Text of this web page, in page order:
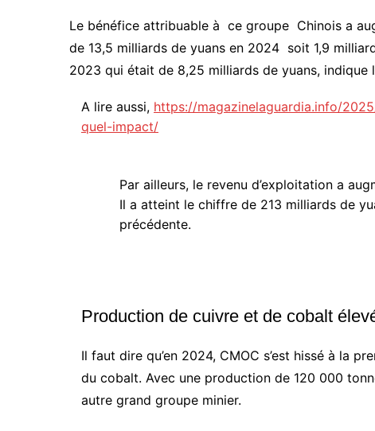
Le bénéfice attribuable à ce groupe Chinois a
de 13,5 milliards de yuans en 2024 soit 1,9
2023 qui était de 8,25 milliards de yuans, indique
A lire aussi, https://magazinelaguardia.info/
quel-impact/
Par ailleurs, le revenu d’exploitation a
Il a atteint le chiffre de 213 milliards de
précédente.
Production de cuivre et de cobalt
Il faut dire qu’en 2024, CMOC s’est hissé à la
du cobalt. Avec une production de 120 000
autre grand groupe minier.